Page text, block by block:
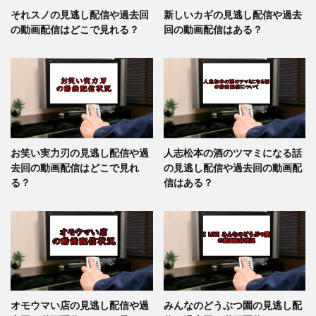
それスノの見逃し配信や過去回
の動画配信はどこで見れる？
新しいカギの見逃し配信や過去
回の動画配信はある？
お笑い実力刃の見逃し配信や過
去回の動画配信はどこで見れ
る？
人志松本の酒のツマミになる話
の見逃し配信や過去回の動画配
信はある？
オモウマい店の見逃し配信や過
みんなのどうぶつ園の見逃し配